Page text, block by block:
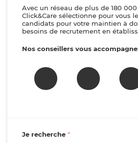
Avec un réseau de plus de 180
Click&Care sélectionne pour vous
candidats pour votre maintien à
besoins de recrutement en
Nos conseillers vous
Je recherche